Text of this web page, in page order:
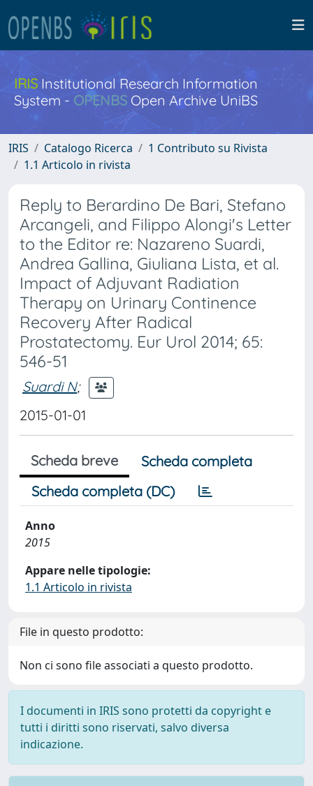
IRISInstitutional Research Information
System - OPENBS Open Archive UniBS
IRIS Catalogo Ricerca
1 Contributo su Rivista
1.1 Articolo in rivista
Reply to Berardino De Bari, Stefano
Arcangeli, and Filippo Alongi's Letter
to the Editor re: Nazareno Suardi,
Andrea Gallina, Giuliana Lista, et al.
Impact of Adjuvant Radiation
Therapy on Urinary Continence
Recovery After Radical
Prostatectomy. Eur Urol 2014; 65:
546-51
Suardi N;
2015-01-01
Scheda breve
Scheda completa
Scheda completa (DC)
Anno
2015
Appare nelle tipologie:
1.1 Articolo in rivista
File in questo prodotto:
Non ci sono file associati a questo prodotto.
I documenti in IRIS sono protetti da copyright e
tutti i diritti sono riservati, salvo diversa
indicazione.